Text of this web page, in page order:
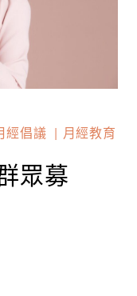
經倡議 月經教育
眾募